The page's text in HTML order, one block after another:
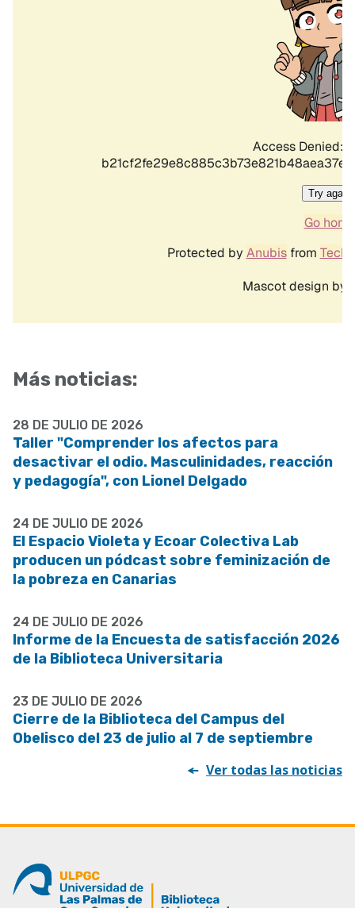
Más noticias:
28 DE JULIO DE 2026
Taller "Comprender los afectos para
desactivar el odio. Masculinidades, reacción
y pedagogía", con Lionel Delgado
24 DE JULIO DE 2026
El Espacio Violeta y Ecoar Colectiva Lab
producen un pódcast sobre feminización de
la pobreza en Canarias
24 DE JULIO DE 2026
Informe de la Encuesta de satisfacción 2026
de la Biblioteca Universitaria
23 DE JULIO DE 2026
Cierre de la Biblioteca del Campus del
Obelisco del 23 de julio al 7 de septiembre
Ver todas las noticias